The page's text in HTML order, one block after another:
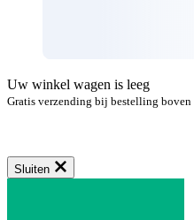
Uw winkel wagen is leeg
Gratis verzending bij bestelling boven
Sluiten